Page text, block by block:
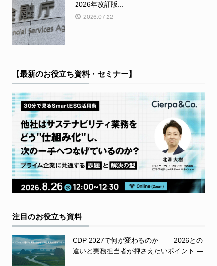
2026年改訂版...
2026.07.22
【最新のお役立ち資料・セミナー】
注目のお役立ち資料
CDP 2027で何が変わるのか ― 2026との
違いと実務担当者が押さえたいポイント ―